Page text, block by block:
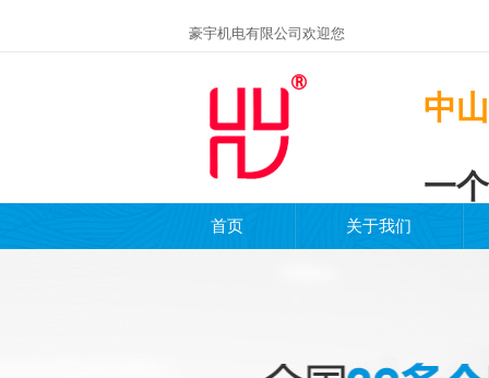
豪宇机电有限公司欢迎您
中
一
首页 关于我们